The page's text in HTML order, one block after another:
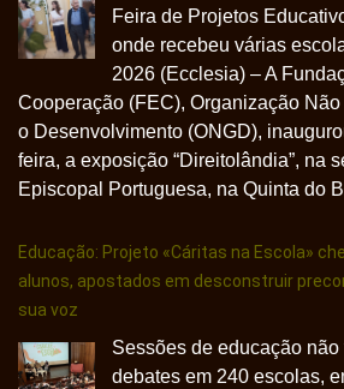
Feira de Projetos
onde recebeu várias
2026 (Ecclesia) – A
Cooperação (FEC), Organização
o Desenvolvimento (ONGD),
feira, a exposição “Direitolândia”, na
Episcopal Portuguesa, na Quinta do
Educação: Projeto «Cáritas na Escola»
alunos, apostados em desconstruir
sua voz
Sessões de educação
debates em 240 escolas,